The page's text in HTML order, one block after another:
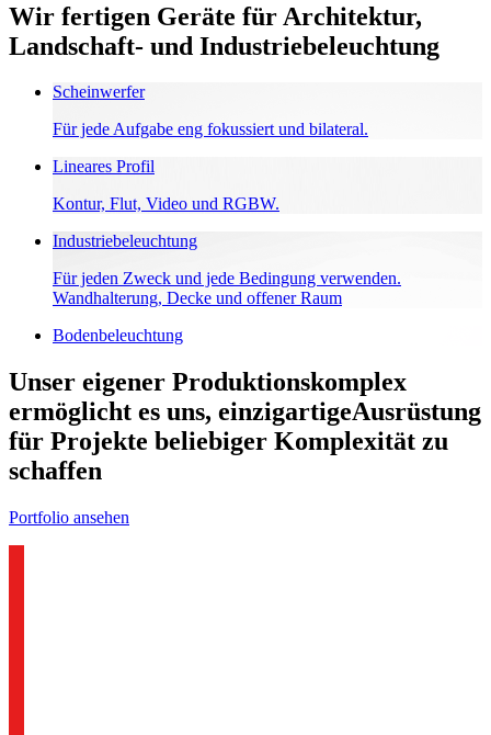
Wir fertigen Geräte für Architektur,
Landschaft- und Industriebeleuchtung
Scheinwerfer
Für jede Aufgabe eng fokussiert und bilateral.
Lineares Profil
Kontur, Flut, Video und RGBW.
Industriebeleuchtung
Für jeden Zweck und jede Bedingung verwenden.
Wandhalterung, Decke und offener Raum
Bodenbeleuchtung
Unser eigener Produktionskomplex
ermöglicht es uns, einzigartigeAusrüstung
für Projekte beliebiger Komplexität zu
schaffen
Portfolio ansehen